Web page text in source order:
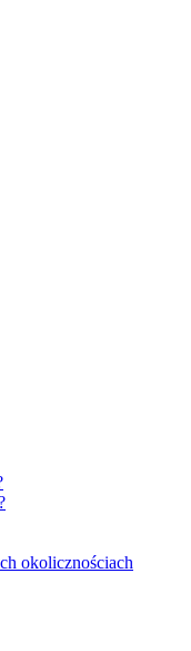
okolicznościach